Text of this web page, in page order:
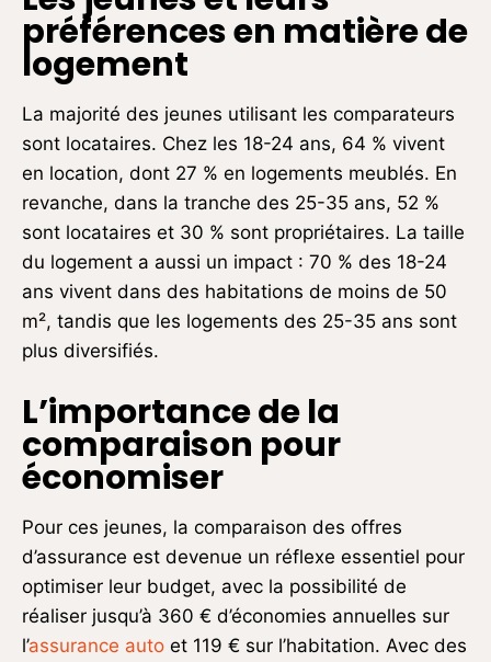
préférences en matière de
logement
La majorité des jeunes utilisant les comparateurs
sont locataires. Chez les 18-24 ans, 64 % vivent
en location, dont 27 % en logements meublés. En
revanche, dans la tranche des 25-35 ans, 52 %
sont locataires et 30 % sont propriétaires. La taille
du logement a aussi un impact : 70 % des 18-24
ans vivent dans des habitations de moins de 50
m², tandis que les logements des 25-35 ans sont
plus diversifiés.
L’importance de la
comparaison pour
économiser
Pour ces jeunes, la comparaison des offres
d’assurance est devenue un réflexe essentiel pour
optimiser leur budget, avec la possibilité de
réaliser jusqu’à 360 € d’économies annuelles sur
l’assurance auto et 119 € sur l’habitation. Avec des